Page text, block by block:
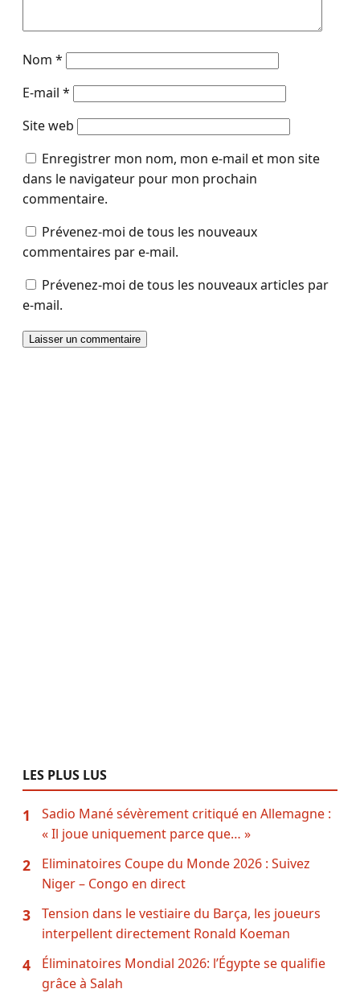
Nom *
E-mail *
Site web
Enregistrer mon nom, mon e-mail et mon site
dans le navigateur pour mon prochain
commentaire.
Prévenez-moi de tous les nouveaux
commentaires par e-mail.
Prévenez-moi de tous les nouveaux articles par
e-mail.
LES PLUS LUS
1
Sadio Mané sévèrement critiqué en Allemagne :
« Il joue uniquement parce que… »
2
Eliminatoires Coupe du Monde 2026 : Suivez
Niger – Congo en direct
3
Tension dans le vestiaire du Barça, les joueurs
interpellent directement Ronald Koeman
4
Éliminatoires Mondial 2026: l’Égypte se qualifie
grâce à Salah